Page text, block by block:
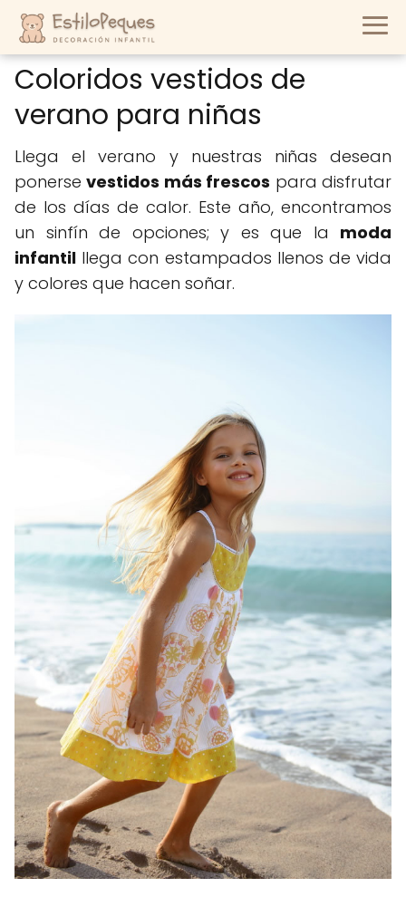
Coloridos vestidos de
verano para niñas
Llega el verano y nuestras niñas desean
ponersevestidos más frescos para disfrutar
de los días de calor. Este año, encontramos
un sinfín de opciones; y es que la moda
infantil llega con estampados llenos de vida
y colores que hacen soñar.